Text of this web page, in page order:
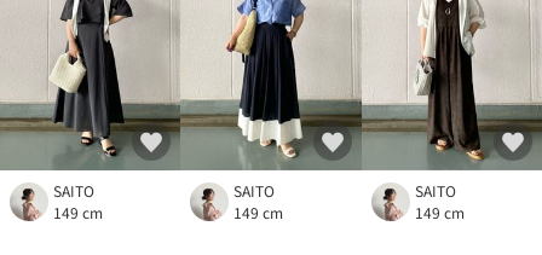
SAITO
149 cm
SAITO
149 cm
SAITO
149 cm